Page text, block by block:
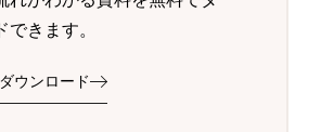
できます。
ウンロード